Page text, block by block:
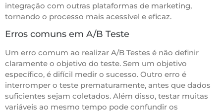
integração com outras plataformas de marketing,
tornando o processo mais acessível e eficaz.
Erros comuns em A/B Teste
Um erro comum ao realizar A/B Testes é não definir
claramente o objetivo do teste. Sem um objetivo
específico, é difícil medir o sucesso. Outro erro é
interromper o teste prematuramente, antes que dados
suficientes sejam coletados. Além disso, testar muitas
variáveis ao mesmo tempo pode confundir os